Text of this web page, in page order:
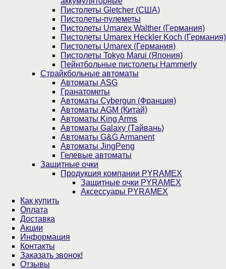
Пистолеты Gletcher (США)
Пистолеты-пулеметы
Пистолеты Umarex Walther (Германия)
Пистолеты Umarex Heckler Koch (Германия)
Пистолеты Umarex (Германия)
Пистолеты Tokyo Marui (Япония)
Пейнтбольные пистолеты Hammerly
Страйкбольные автоматы
Автоматы ASG
Гранатометы
Автоматы Cybergun (Франция)
Автоматы AGM (Китай)
Автоматы King Arms
Автоматы Galaxy (Тайвань)
Автоматы G&G Armanent
Автоматы JingPeng
Гелевые автоматы
Защитные очки
Продукция компании PYRAMEX
Защитные очки PYRAMEX
Аксессуары PYRAMEX
Как купить
Оплата
Доставка
Акции
Информация
Контакты
Заказать звонок!
Отзывы